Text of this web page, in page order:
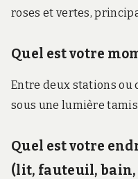
roses et vertes,
Quel est votre
Entre deux stations ou
sous une lumière
Quel est votre
(lit, fauteuil, bain,